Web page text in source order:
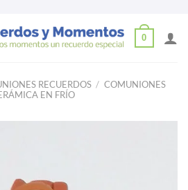
0
RECUERDOS / COMUNIONES
EN FRÍO